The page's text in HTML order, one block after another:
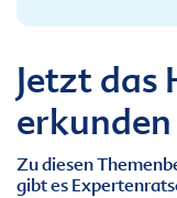
Jetzt das
erkunden
Zu diesen
gibt es